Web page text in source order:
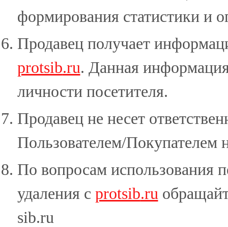
формирования статистики и
Продавец получает
protsib.ru. Данная информация
личности посетителя.
Продавец не несет
Пользователем/
По вопросам использования
удаления c protsib.ru
sib.ru